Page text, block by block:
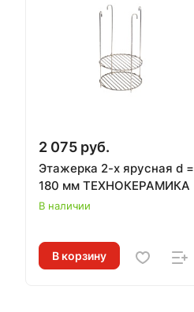
2 075 руб.
Этажерка 2-х ярусная d =
180 мм ТЕХНОКЕРАМИКА
В наличии
В корзину